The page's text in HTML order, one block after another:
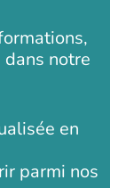
dans notre
en
parmi nos